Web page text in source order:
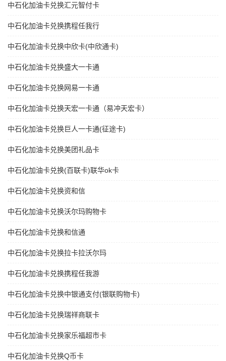
中石化加油卡兑换汇元智付卡
中石化加油卡兑换携程任我行
中石化加油卡兑换中欣卡(中欣通卡)
中石化加油卡兑换盛大一卡通
中石化加油卡兑换网易一卡通
中石化加油卡兑换天宏一卡通（易冲天宏卡）
中石化加油卡兑换巨人一卡通(征途卡)
中石化加油卡兑换美团礼品卡
中石化加油卡兑换(百联卡)联华ok卡
中石化加油卡兑换资和信
中石化加油卡兑换沃尔玛购物卡
中石化加油卡兑换和信通
中石化加油卡兑换拉卡拉沃尔玛
中石化加油卡兑换携程任我游
中石化加油卡兑换中银通支付(银联购物卡)
中石化加油卡兑换瑞祥商联卡
中石化加油卡兑换家乐福超市卡
中石化加油卡兑换Q币卡